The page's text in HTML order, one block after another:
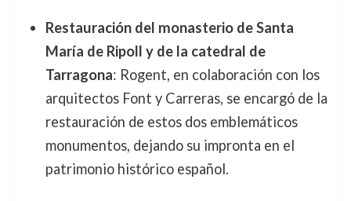
Restauración del monasterio de Santa
María de Ripoll y de la catedral de
Tarragona: Rogent, en colaboración con los
arquitectos Font y Carreras, se encargó de la
restauración de estos dos emblemáticos
monumentos, dejando su impronta en el
patrimonio histórico español.